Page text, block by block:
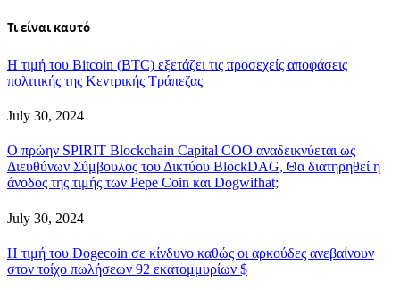
Τι είναι καυτό
Η τιμή του Bitcoin (BTC) εξετάζει τις προσεχείς αποφάσεις
πολιτικής της Κεντρικής Τράπεζας
July 30, 2024
Ο πρώην SPIRIT Blockchain Capital COO αναδεικνύεται ως
Διευθύνων Σύμβουλος του Δικτύου BlockDAG, Θα διατηρηθεί η
άνοδος της τιμής των Pepe Coin και Dogwifhat;
July 30, 2024
Η τιμή του Dogecoin σε κίνδυνο καθώς οι αρκούδες ανεβαίνουν
στον τοίχο πωλήσεων 92 εκατομμυρίων $